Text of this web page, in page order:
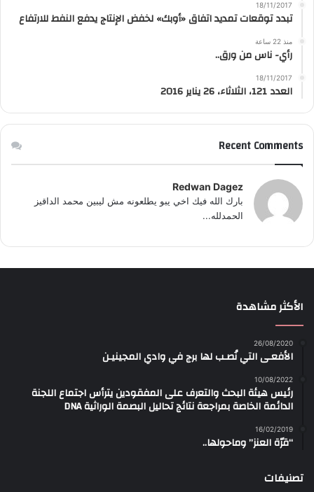
18/11/2017
تبدد توقعات تمديد اتفاق «أوبك» لخفض الإنتاج يدفع النفط للارتفاع
منذ 22 ساعة
رأي- ناس من ورق..
18/11/2017
العدد 121، الثلاثاء، 26 يناير 2016
Recent Comments
Redwan Dagez
بارك الله فيك اخي يبو يطلعونه مش ليبين محمد الداقيز
الحمدلله...
الأكثر مشاهدة
26/08/2020
الأفعـى التي نُصـب لها برج في وادي المجينيـن
10/08/2022
رئيس هيئة البحث والتعرف على المفقودين يترأس اجتماع اللجنة
الدائمة الخاصة بمراجعة نتائج تحاليل البصمة الوراثية DNA
16/02/2019
“قرّة العنز” وماحولها..
تصنيفات